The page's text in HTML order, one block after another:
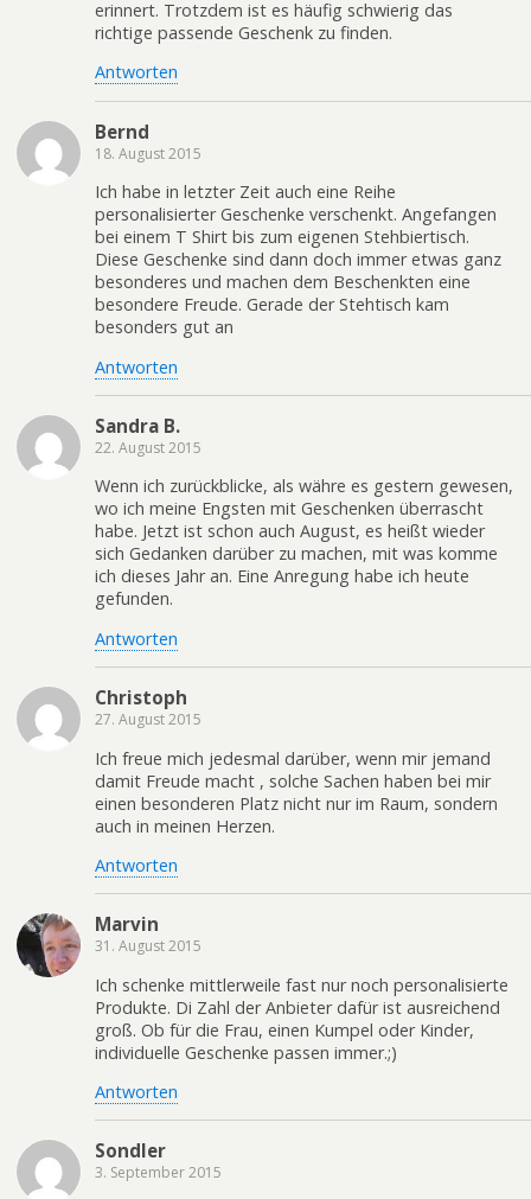
erinnert. Trotzdem ist es häufig schwierig das
richtige passende Geschenk zu finden.
Antworten
Bernd
18. August 2015
Ich habe in letzter Zeit auch eine Reihe
personalisierter Geschenke verschenkt. Angefangen
bei einem T Shirt bis zum eigenen Stehbiertisch.
Diese Geschenke sind dann doch immer etwas ganz
besonderes und machen dem Beschenkten eine
besondere Freude. Gerade der Stehtisch kam
besonders gut an
Antworten
Sandra B.
22. August 2015
Wenn ich zurückblicke, als währe es gestern gewesen,
wo ich meine Engsten mit Geschenken überrascht
habe. Jetzt ist schon auch August, es heißt wieder
sich Gedanken darüber zu machen, mit was komme
ich dieses Jahr an. Eine Anregung habe ich heute
gefunden.
Antworten
Christoph
27. August 2015
Ich freue mich jedesmal darüber, wenn mir jemand
damit Freude macht , solche Sachen haben bei mir
einen besonderen Platz nicht nur im Raum, sondern
auch in meinen Herzen.
Antworten
Marvin
31. August 2015
Ich schenke mittlerweile fast nur noch personalisierte
Produkte. Di Zahl der Anbieter dafür ist ausreichend
groß. Ob für die Frau, einen Kumpel oder Kinder,
individuelle Geschenke passen immer.;)
Antworten
Sondler
3. September 2015